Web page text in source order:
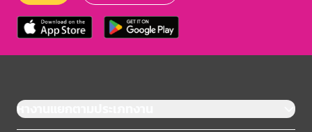
หางานแยกตามประเภทงาน